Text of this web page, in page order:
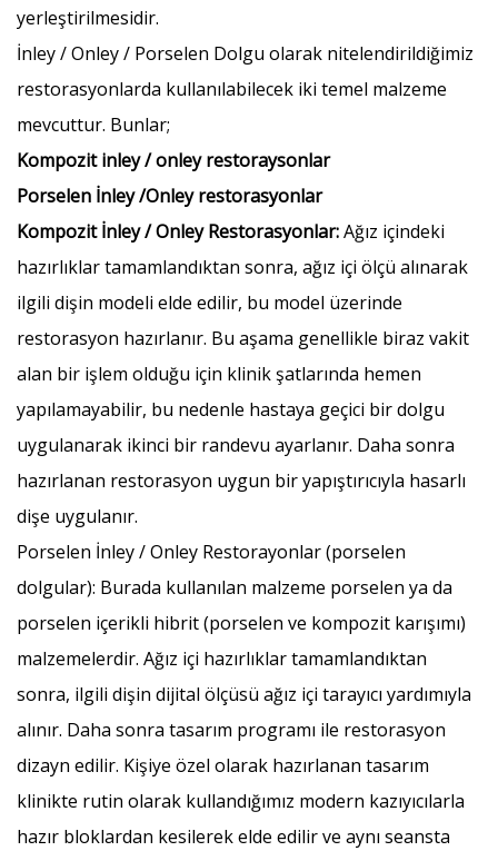
yerleştirilmesidir.
İnley / Onley / Porselen Dolgu olarak nitelendirildiğimiz
restorasyonlarda kullanılabilecek iki temel malzeme
mevcuttur. Bunlar;
Kompozit inley / onley restoraysonlar
Porselen İnley /Onley restorasyonlar
Kompozit İnley / Onley Restorasyonlar:Ağız içindeki
hazırlıklar tamamlandıktan sonra, ağız içi ölçü alınarak
ilgili dişin modeli elde edilir, bu model üzerinde
restorasyon hazırlanır. Bu aşama genellikle biraz vakit
alan bir işlem olduğu için klinik şatlarında hemen
yapılamayabilir, bu nedenle hastaya geçici bir dolgu
uygulanarak ikinci bir randevu ayarlanır. Daha sonra
hazırlanan restorasyon uygun bir yapıştırıcıyla hasarlı
dişe uygulanır.
Porselen İnley / Onley Restorayonlar (porselen
dolgular): Burada kullanılan malzeme porselen ya da
porselen içerikli hibrit (porselen ve kompozit karışımı)
malzemelerdir. Ağız içi hazırlıklar tamamlandıktan
sonra, ilgili dişin dijital ölçüsü ağız içi tarayıcı yardımıyla
alınır. Daha sonra tasarım programı ile restorasyon
dizayn edilir. Kişiye özel olarak hazırlanan tasarım
klinikte rutin olarak kullandığımız modern kazıyıcılarla
hazır bloklardan kesilerek elde edilir ve aynı seansta